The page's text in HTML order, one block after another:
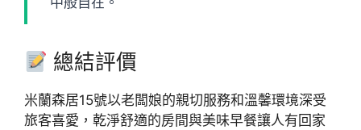
總結評價
米蘭森居15號以老闆娘的親切服務和溫馨環境深受
旅客喜愛，乾淨舒適的房間與美味早餐讓人有回家